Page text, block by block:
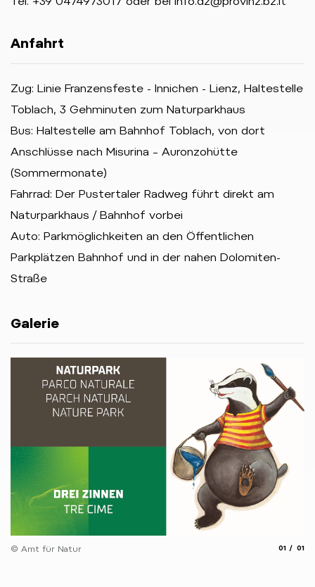
Anfahrt
Zug: Linie Franzensfeste - Innichen - Lienz, Haltestelle
Toblach, 3 Gehminuten zum Naturparkhaus
Bus: Haltestelle am Bahnhof Toblach, von dort
Anschlüsse nach Misurina – Auronzohütte
(Sommermonate)
Fahrrad: Der Pustertaler Radweg führt direkt am
Naturparkhaus / Bahnhof vorbei
Auto: Parkmöglichkeiten an den Öffentlichen
Parkplätzen Bahnhof und in der nahen Dolomiten-
Straße
Galerie
© Amt für Natur 01 01